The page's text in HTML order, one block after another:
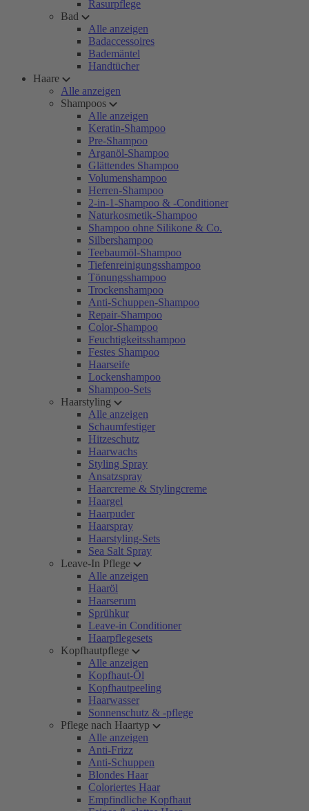
Rasurpflege
Bad
Alle anzeigen
Badaccessoires
Bademäntel
Handtücher
Haare
Alle anzeigen
Shampoos
Alle anzeigen
Keratin-Shampoo
Pre-Shampoo
Arganöl-Shampoo
Glättendes Shampoo
Volumenshampoo
Herren-Shampoo
2-in-1-Shampoo & -Conditioner
Naturkosmetik-Shampoo
Shampoo ohne Silikone & Co.
Silbershampoo
Teebaumöl-Shampoo
Tiefenreinigungsshampoo
Tönungsshampoo
Trockenshampoo
Anti-Schuppen-Shampoo
Repair-Shampoo
Color-Shampoo
Feuchtigkeitsshampoo
Festes Shampoo
Haarseife
Lockenshampoo
Shampoo-Sets
Haarstyling
Alle anzeigen
Schaumfestiger
Hitzeschutz
Haarwachs
Styling Spray
Ansatzspray
Haarcreme & Stylingcreme
Haargel
Haarpuder
Haarspray
Haarstyling-Sets
Sea Salt Spray
Leave-In Pflege
Alle anzeigen
Haaröl
Haarserum
Sprühkur
Leave-in Conditioner
Haarpflegesets
Kopfhautpflege
Alle anzeigen
Kopfhaut-Öl
Kopfhautpeeling
Haarwasser
Sonnenschutz & -pflege
Pflege nach Haartyp
Alle anzeigen
Anti-Frizz
Anti-Schuppen
Blondes Haar
Coloriertes Haar
Empfindliche Kopfhaut